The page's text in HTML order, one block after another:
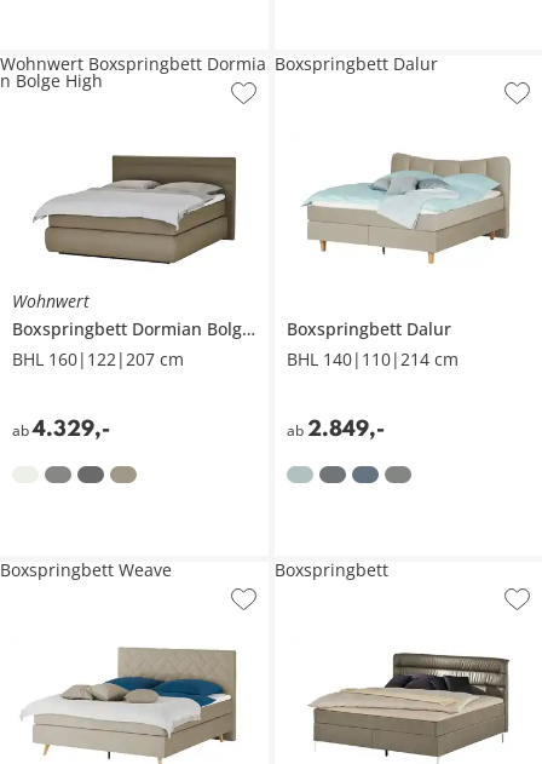
Wohnwert
Boxspringbett Dormian Bolge High
BHL 160|122|207 cm
ab4.329,-
Wohnwert Boxspringbett Dormia
n Bolge High
Boxspringbett Dalur
BHL 140|110|214 cm
ab 2.849,-
Boxspringbett Dalur
Boxspringbett Weave Boxspringbett